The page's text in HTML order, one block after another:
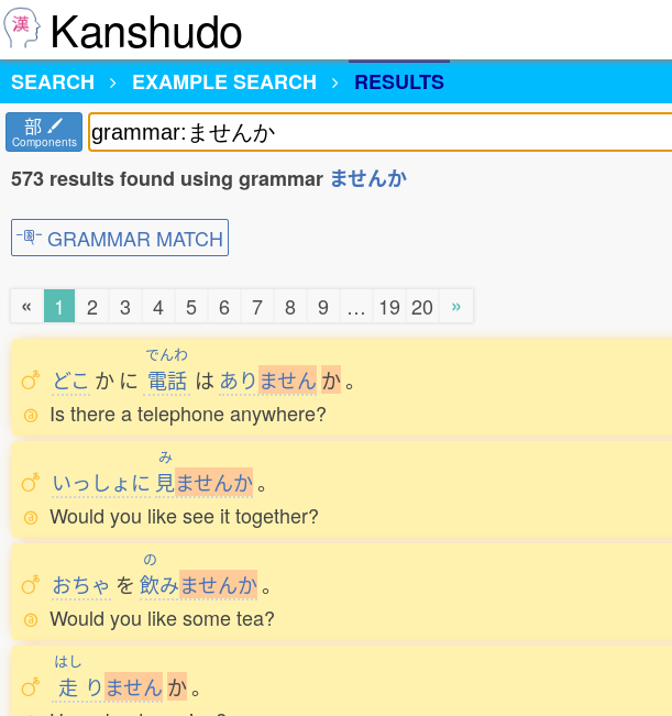
Kanshudo
SEARCH
EXAMPLE SEARCH RESULTS
部
Components
573 results found using grammar ませんか
GRAMMAR MATCH
« 1 2 3 4 5 6 7 8 9 … 19 20 »
どこ か に
でんわ
電話 は あり ません か。
Is there a telephone anywhere?
いっしょに
み
見ませんか。
Would you like see it together?
おちゃ を
の
飲みませんか。
Would you like some tea?
はし
走 り ません か。